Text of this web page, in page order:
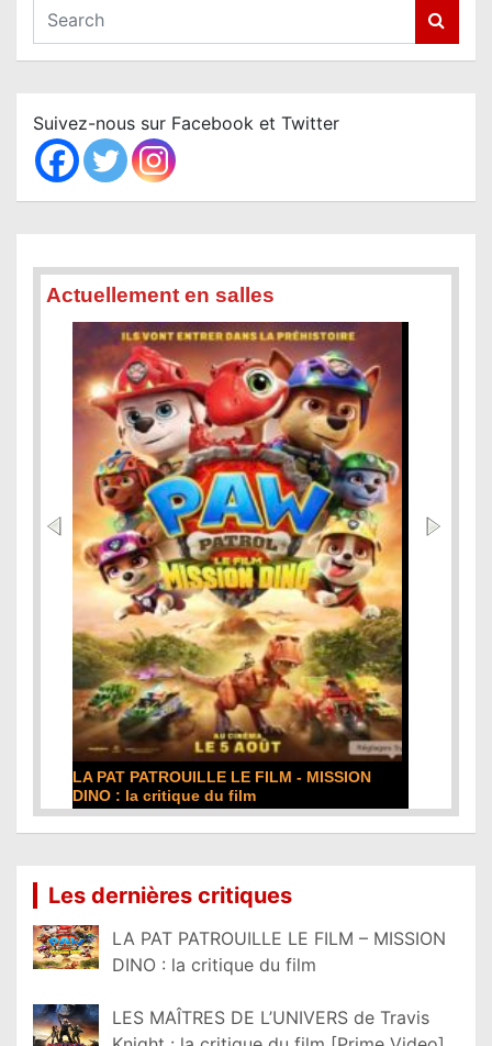
a
c
h
Suivez-nous sur Facebook et Twitter
Actuellement en salles
LA PAT PATROUILLE LE FILM - MISSION
DINO : la critique du film
Les dernières critiques
LA PAT PATROUILLE LE FILM – MISSION
DINO : la critique du film
LES MAÎTRES DE L’UNIVERS de Travis